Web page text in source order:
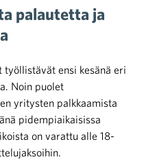
palautetta ja
työllistävät ensi kesänä eri
Noin puolet
yritysten palkkaamista
pidempiaikaisissa
on varattu alle 18-